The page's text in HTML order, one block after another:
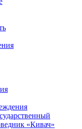
«Кивач»